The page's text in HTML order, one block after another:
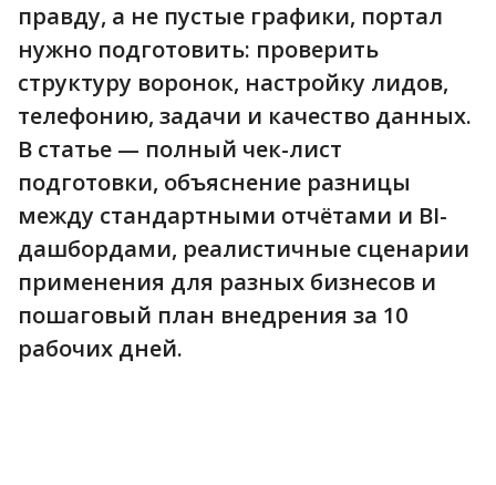
правду, а не пустые графики, портал
нужно подготовить: проверить
структуру воронок, настройку лидов,
телефонию, задачи и качество данных.
В статье — полный чек-лист
подготовки, объяснение разницы
между стандартными отчётами и BI-
дашбордами, реалистичные сценарии
применения для разных бизнесов и
пошаговый план внедрения за 10
рабочих дней.